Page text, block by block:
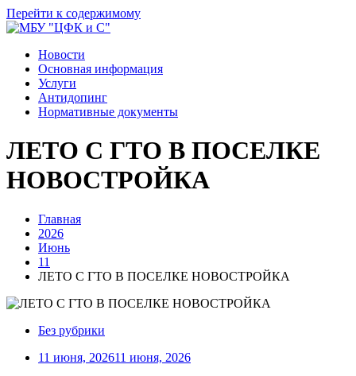
Перейти к содержимому
Новости
Основная информация
Услуги
Антидопинг
Нормативные документы
ЛЕТО С ГТО В ПОСЕЛКЕ
НОВОСТРОЙКА
Главная
2026
Июнь
11
ЛЕТО С ГТО В ПОСЕЛКЕ НОВОСТРОЙКА
Без рубрики
11 июня, 202611 июня, 2026